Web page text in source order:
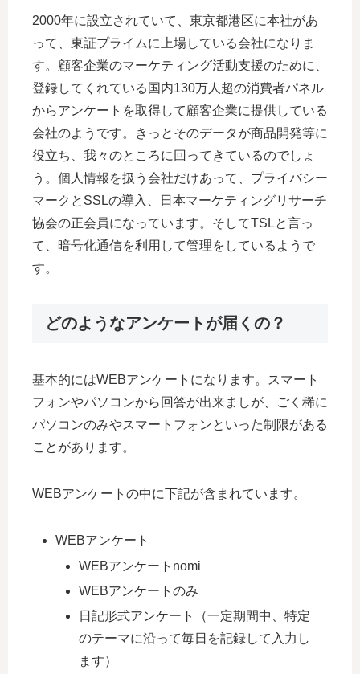
2000年に設立されていて、東京都港区に本社があ
って、東証プライムに上場している会社になりま
す。顧客企業のマーケティング活動支援のために、
登録してくれている国内130万人超の消費者パネル
からアンケートを取得して顧客企業に提供している
会社のようです。きっとそのデータが商品開発等に
役立ち、我々のところに回ってきているのでしょ
う。個人情報を扱う会社だけあって、プライバシー
マークとSSLの導入、日本マーケティングリサーチ
協会の正会員になっています。そしてTSLと言っ
て、暗号化通信を利用して管理をしているようで
す。
どのようなアンケートが届くの？
基本的にはWEBアンケートになります。スマート
フォンやパソコンから回答が出来ましが、ごく稀に
パソコンのみやスマートフォンといった制限がある
ことがあります。
WEBアンケートの中に下記が含まれています。
WEBアンケート
WEBアンケートnomi
WEBアンケートのみ
日記形式アンケート（一定期間中、特定
のテーマに沿って毎日を記録して入力し
ます）